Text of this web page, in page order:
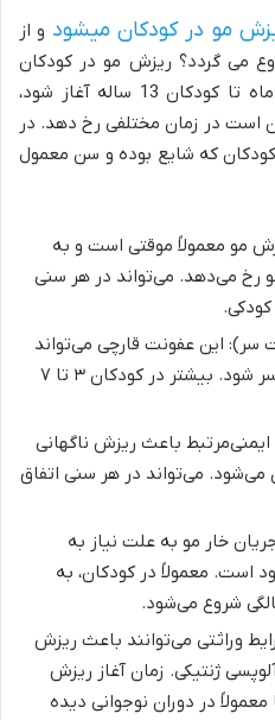
مو در کودکان میشود و از
می گردد؟ ریزش مو در کودکان
می‌تواند در سنین مختلفی از 3 ماه تا کودکان 13 ساله آغاز شود،
است در زمان مختلفی رخ دهد. در
کودکان که شایع بوده و سن معمول
مو معمولاً موقتی است و به
رخ می‌دهد. می‌تواند در هر سنی
کودکی.
سر): این عفونت قارچی می‌تواند
باعث ریزش قطعه‌ای موی سر شود. بیشتر در کودکان ۳ تا ۷
ایمنی‌مرتبط باعث ریزش ناگهانی
می‌تواند در هر سنی اتفاق
جریان خار مو به علت نیاز به
معمولاً در کودکان، به
وراثتی می‌توانند باعث ریزش
ژنتیکی. زمان آغاز ریزش
در دوران نوجوانی دیده